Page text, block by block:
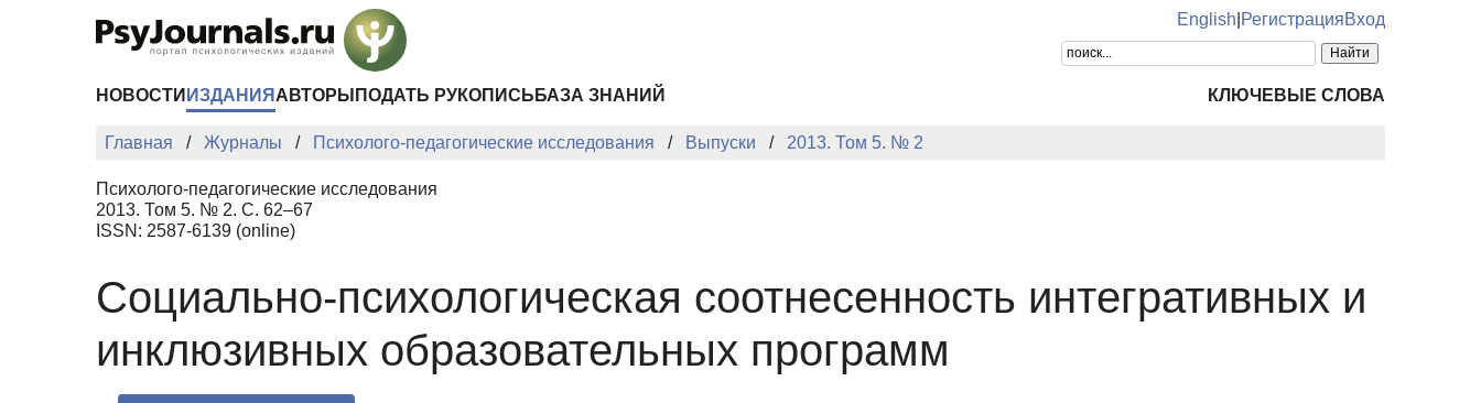
English РегистрацияВход
НОВОСТИ ИЗДАНИЯ АВТОРЫ ПОДАТЬ РУКОПИСЬ БАЗА ЗНАНИЙ КЛЮЧЕВЫЕ СЛОВА
Главная Журналы Психолого-педагогические исследования Выпуски 2013. Том 5. № 2
Психолого-педагогические исследования
2013. Том 5. № 2. С. 62–67
ISSN: 2587-6139 (online)
Социально-психологическая соотнесенность интегративных и
инклюзивных образовательных программ